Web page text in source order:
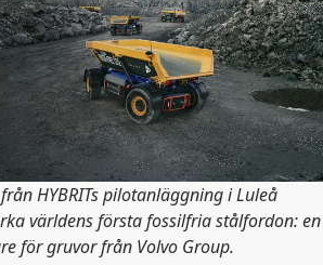
HYBRITs pilotanläggning i Luleå
världens första fossilfria stålfordon: en
för gruvor från Volvo Group.